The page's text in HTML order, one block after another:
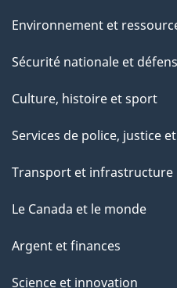
Environnement et
Sécurité nationale et
Culture, histoire et sport
Services de police, justice
Transport et infrastructure
Le Canada et le monde
Argent et finances
Science et innovation